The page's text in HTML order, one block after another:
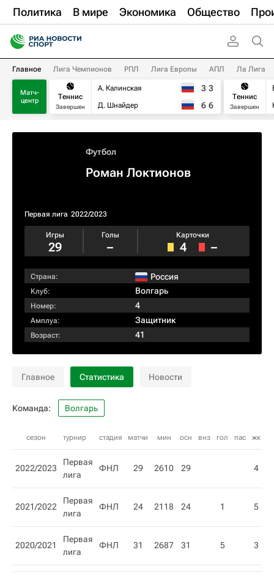
Политика В мире Экономика Общество
Главное Лига Чемпионов РПЛ Лига Европы АПЛ Ла Лига
Матч-
центр
Теннис
Завершен
А. Калинская
Д. Шнайдер
3 3
6 6
Теннис
Завершен
Футбол
Роман Локтионов
Первая лига 2022/2023
Игры
29
Голы
–
Карточки
4 –
Страна: Россия
Клуб: Волгарь
Номер: 4
Амплуа: Защитник
Возраст: 41
Главное Статистика Новости
Команда: Волгарь
сезон турнир стадия матчи мин осн внз гол пас жк
2022/2023
Первая
лига
ФНЛ 29 2610 29 4
2021/2022
Первая
лига
ФНЛ 24 2118 24 1 5
2020/2021
Первая
лига
ФНЛ 31 2687 31 5 3